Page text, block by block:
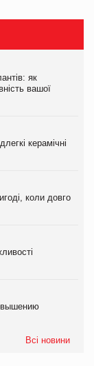
як
вашої
керамічні
коли довго
Всі новини